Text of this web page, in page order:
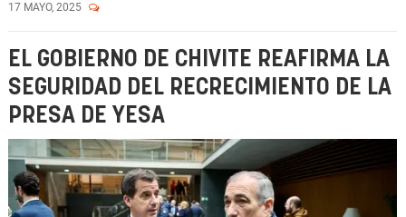
17 MAYO, 2025
EL GOBIERNO DE CHIVITE REAFIRMA LA
SEGURIDAD DEL RECRECIMIENTO DE LA
PRESA DE YESA